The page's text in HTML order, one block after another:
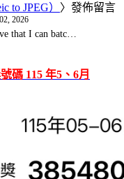
to JPEG） 〉發佈留言
2026
that I can batc…
碼 115 年5、6月